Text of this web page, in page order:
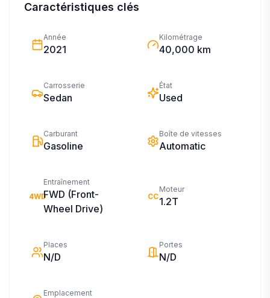
Caractéristiques clés
Année
2021
Kilométrage
40,000 km
Carrosserie
Sedan
État
Used
Carburant
Gasoline
Boîte de vitesses
Automatic
4WD
Entraînement
FWD (Front-
Wheel Drive)
CC
Moteur
1.2T
Places
N/D
Portes
N/D
Emplacement